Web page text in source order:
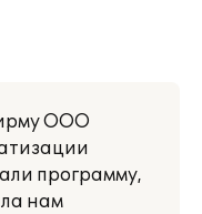
ООО
программу,
нам